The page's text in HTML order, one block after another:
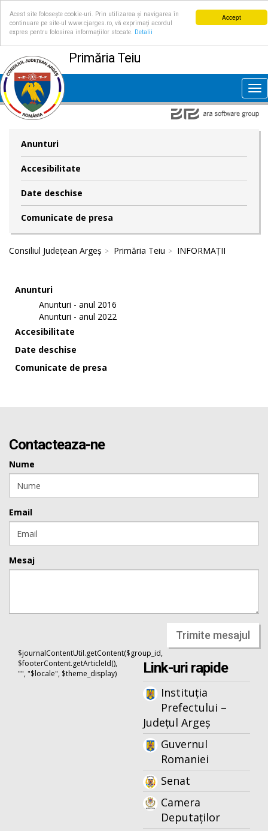
Accept
Acest site folosește cookie-uri. Prin utilizarea și navigarea în
continuare pe site-ul www.cjarges.ro, vă exprimați acordul
expres pentru folosirea informațiilor stocate.
Detalii
Primăria Teiu
Anunturi
Accesibilitate
Date deschise
Comunicate de presa
Consiliul Județean Argeș Primăria Teiu INFORMAȚII
Anunturi
Anunturi - anul 2016
Anunturi - anul 2022
Accesibilitate
Date deschise
Comunicate de presa
Contacteaza-ne
Nume
Email
Mesaj
Trimite mesajul
$journalContentUtil.getContent($group_id,
$footerContent.getArticleId(),
"", "$locale", $theme_display)
Link-uri rapide
Instituția
Prefectului –
Județul Argeș
Guvernul
Romaniei
Senat
Camera
Deputaților